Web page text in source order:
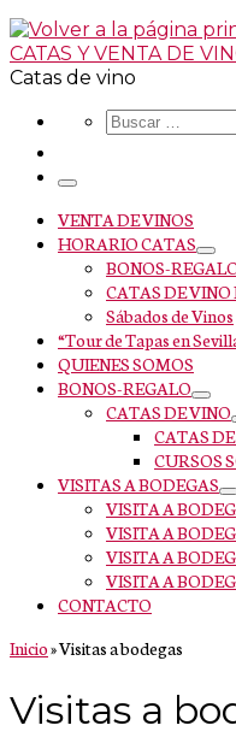
CATAS Y VENTA DE
Catas de vino
Search Buscar
Menu
VENTA DE VINOS
HORARIO CATAS
BONOS-
CATAS DE VINO
Sábados de Vinos
“Tour de Tapas en
QUIENES SOMOS
BONOS-REGALO
CATAS DE VINO
CATAS
CURSOS
VISITAS A BODEGAS
VISITA A
VISITA A
VISITA A
VISITA A
CONTACTO
Inicio»Visitas a bodegas
Visitas a